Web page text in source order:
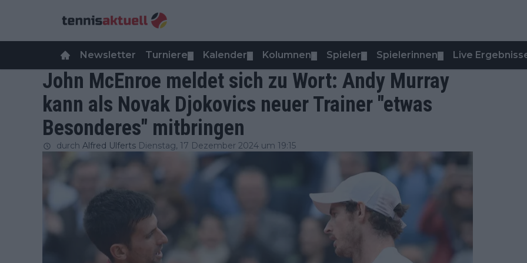
Newsletter Turniere Kalender Kolumnen Spieler Spielerinnen Live
John McEnroe meldet sich zu Wort: Andy Murray
kann als Novak Djokovics neuer Trainer "etwas
Besonderes" mitbringen
durch Alfred Ulferts Dienstag, 17 Dezember 2024 um 19:15